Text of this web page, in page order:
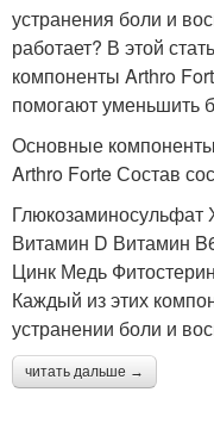
устранения боли и
работает? В этой
компоненты Arthro
помогают уменьшить
Основные
Arthro Forte Состав
Глюкозаминосульфат
Витамин D Витамин
Цинк Медь
Каждый из этих
устранении боли и
читать дальше →